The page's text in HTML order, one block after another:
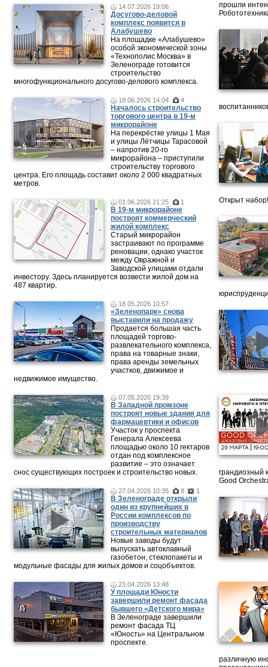
14.07.2026 19:06
Досугово-деловой
комплекс появится в
Алабушево
На площадке «Алабушево»
особой экономической зоны
«Технополис Москва» в
Зеленограде готовится
строительство
многофункционального досугово-делового комплекса.
18.06.2026 14:04 4
Началось строительство
торгового центра в 19-м
микрорайоне
На перекрёстке улицы 1 Мая
и улицы Лётчицы Тарасовой
– напротив 20‑го
микрорайона – приступили
строительству торгового
центра. Его площадь составит около 2 000 квадратных
метров.
01.06.2026 21:25 1
В 19-м микрорайоне
построят коммерческий
жилой комплекс
Старый микрорайон
застраивают по программе
реновации, однако участок
между Овражной и
Заводской улицами отдали
инвестору. Здесь планируется возвести жилой дом на
487 квартир.
18.05.2026 10:57
«Зеленопарк» снова
выставили на продажу
Продается большая часть
площадей торгово-
развлекательного комплекса,
права на товарные знаки,
права аренды земельных
участков, движимое и
недвижимое имущество.
07.05.2026 19:39
В Западной промзоне
построят новые здания для
фармацевтики и офисов
Участок у проспекта
Генерала Алексеева
площадью около 10 гектаров
отдан под комплексное
развитие – это означает
снос существующих построек и строительство новых.
27.04.2026 10:35 8 1
В Зеленограде открыли
один из крупнейших в
России комплексов по
производству
строительных материалов
Новые заводы будут
выпускать автоклавный
газобетон, стеклопакеты и
модульные фасады для жилых домов и соцобъектов.
23.04.2026 13:48
У площади Юности
завершили ремонт фасада
бывшего «Детского мира»
В Зеленограде завершили
ремонт фасада ТЦ
«Юность» на Центральном
проспекте.
прошли
Открыт набор!
грандиозный
Good
различную